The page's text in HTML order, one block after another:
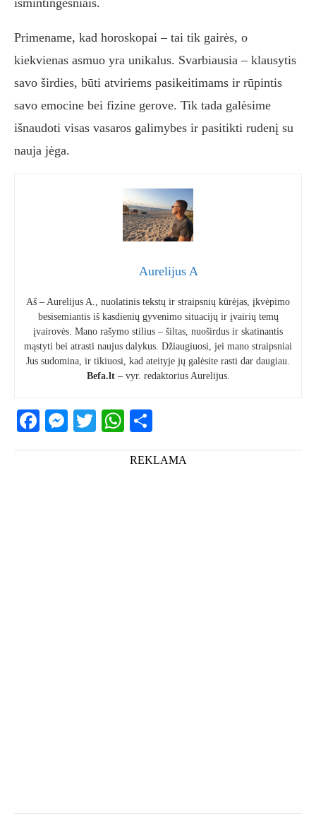
išmintingesniais.
Primename, kad horoskopai – tai tik gairės, o
kiekvienas asmuo yra unikalus. Svarbiausia – klausytis
savo širdies, būti atviriems pasikeitimams ir rūpintis
savo emocine bei fizine gerove. Tik tada galėsime
išnaudoti visas vasaros galimybes ir pasitikti rudenį su
nauja jėga.
Aurelijus A
Aš – Aurelijus A., nuolatinis tekstų ir straipsnių kūrėjas, įkvėpimo
besisemiantis iš kasdienių gyvenimo situacijų ir įvairių temų
įvairovės. Mano rašymo stilius – šiltas, nuoširdus ir skatinantis
mąstyti bei atrasti naujus dalykus. Džiaugiuosi, jei mano straipsniai
Jus sudomina, ir tikiuosi, kad ateityje jų galėsite rasti dar daugiau.
Befa.lt– vyr. redaktorius Aurelijus.
Facebook
Messenger
TwitterWhatsApp
REKLAMA